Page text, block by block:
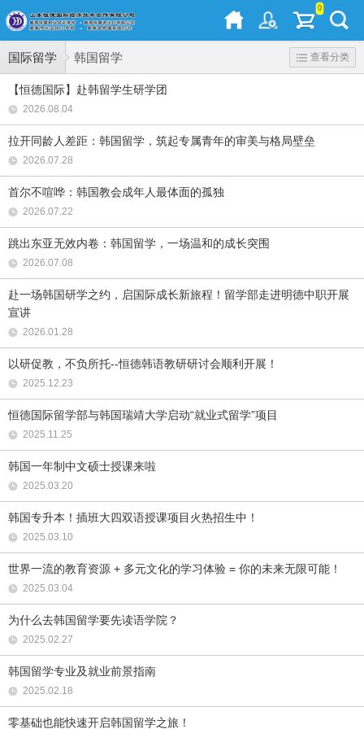
0
国际留学 韩国留学 查看分类
【恒德国际】赴韩留学生研学团
2026.08.04
拉开同龄人差距：韩国留学，筑起专属青年的审美与格局壁垒
2026.07.28
首尔不喧哗：韩国教会成年人最体面的孤独
2026.07.22
跳出东亚无效内卷：韩国留学，一场温和的成长突围
2026.07.08
赴一场韩国研学之约，启国际成长新旅程！留学部走进明德中职开展
宣讲
2026.01.28
以研促教，不负所托--恒德韩语教研研讨会顺利开展！
2025.12.23
恒德国际留学部与韩国瑞靖大学启动“就业式留学”项目
2025.11.25
韩国一年制中文硕士授课来啦
2025.03.20
韩国专升本！插班大四双语授课项目火热招生中！
2025.03.10
世界一流的教育资源 + 多元文化的学习体验 = 你的未来无限可能！
2025.03.04
为什么去韩国留学要先读语学院？
2025.02.27
韩国留学专业及就业前景指南
2025.02.18
零基础也能快速开启韩国留学之旅！